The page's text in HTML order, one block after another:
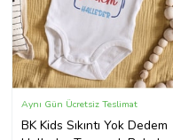
BK Kids Sıkıntı Yok Dedem
Aynı Gün Ücretsiz Teslimat